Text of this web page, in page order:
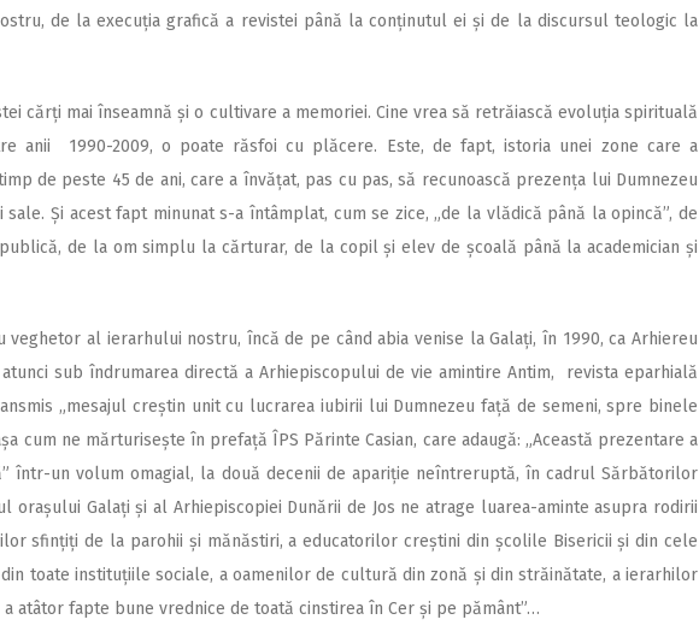
de la execuția grafică a revistei până la conținutul ei și de la discursul teologic la
cărți mai înseamnă și o cultivare a memoriei. Cine vrea să retrăiască evoluția spirituală
anii 1990-2009, o poate răsfoi cu plăcere. Este, de fapt, istoria unei zone care a
de peste 45 de ani, care a învățat, pas cu pas, să recunoască prezența lui Dumnezeu
Și acest fapt minunat s-a întâmplat, cum se zice, „de la vlădică până la opincă”, de
de la om simplu la cărturar, de la copil și elev de școală până la academician și
al ierarhului nostru, încă de pe când abia venise la Galați, în 1990, ca Arhiereu
sub îndrumarea directă a Arhiepiscopului de vie amintire Antim, revista eparhială
transmis „mesajul creștin unit cu lucrarea iubirii lui Dumnezeu față de semeni, spre binele
cum ne mărturisește în prefață ÎPS Părinte Casian, care adaugă: „Această prezentare a
într-un volum omagial, la două decenii de apariție neîntreruptă, în cadrul Sărbătorilor
orașului Galați și al Arhiepiscopiei Dunării de Jos ne atrage luarea-aminte asupra rodirii
sfințiți de la parohii și mănăstiri, a educatorilor creștini din școlile Bisericii și din cele
toate instituțiile sociale, a oamenilor de cultură din zonă și din străinătate, a ierarhilor
atâtor fapte bune vrednice de toată cinstirea în Cer și pe pământ”…